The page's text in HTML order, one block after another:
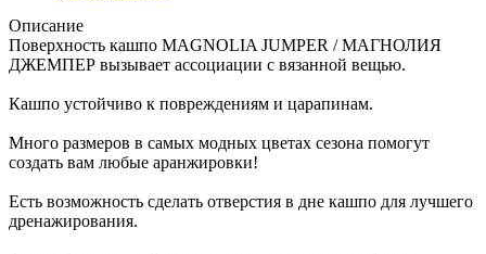
Описание
Поверхность кашпо MAGNOLIA JUMPER / МАГНОЛИЯ
ДЖЕМПЕР вызывает ассоциации с вязанной вещью.
Кашпо устойчиво к повреждениям и царапинам.
Много размеров в самых модных цветах сезона помогут
создать вам любые аранжировки!
Есть возможность сделать отверстия в дне кашпо для лучшего
дренажирования.